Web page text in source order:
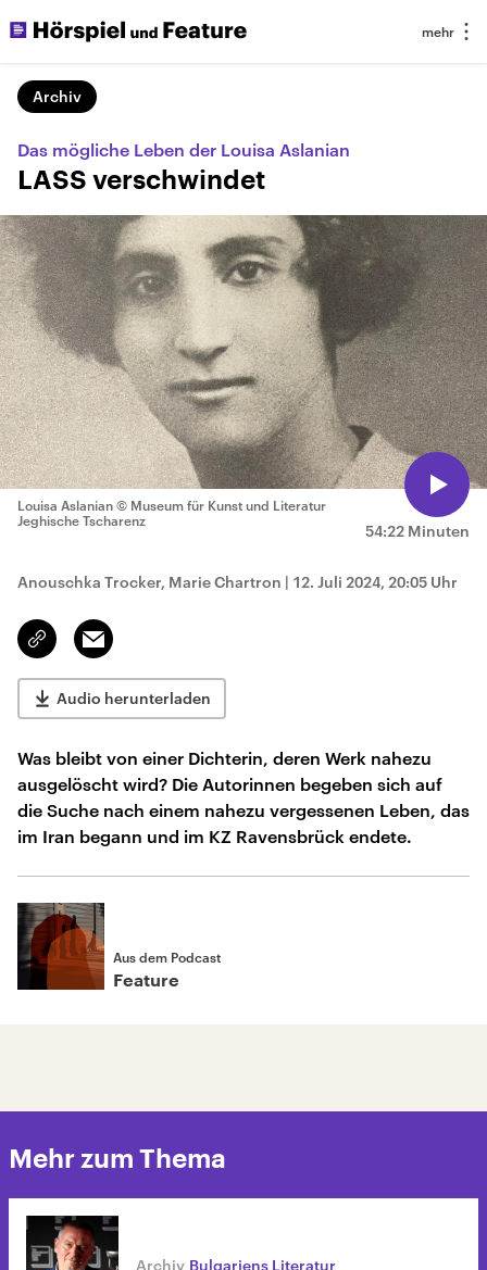
Archiv
Das mögliche Leben der Louisa Aslanian
LASS verschwindet
54:22 Minuten
Louisa Aslanian © Museum für Kunst und Literatur
Jeghische Tscharenz
Anouschka Trocker, Marie Chartron | 12. Juli 2024, 20:05 Uhr
Link
kopieren/teilen
Email
Audio herunterladen
Was bleibt von einer Dichterin, deren Werk nahezu
ausgelöscht wird? Die Autorinnen begeben sich auf
die Suche nach einem nahezu vergessenen Leben, das
im Iran begann und im KZ Ravensbrück endete.
Aus dem Podcast
Feature
Mehr zum Thema
Bulgariens Literatur